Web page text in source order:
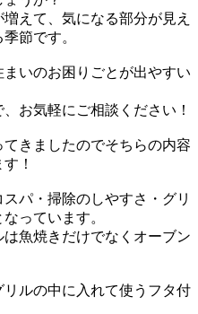
えて、気になる部分が見え
節です。
いのお困りごとが出やすい
お気軽にご相談ください！
きましたのでそちらの内容
！
パ・掃除のしやすさ・グリ
っています。
魚焼きだけでなくオーブン
ルの中に入れて使うフタ付